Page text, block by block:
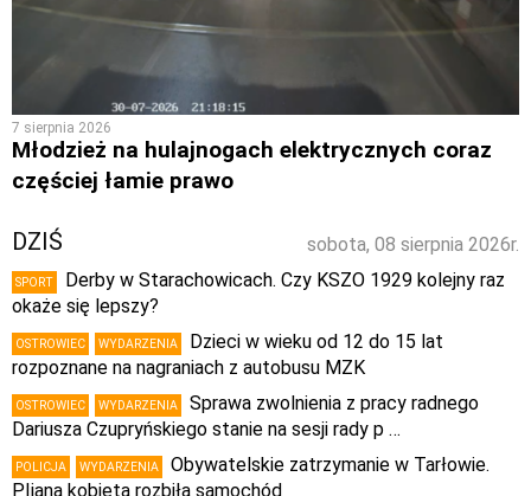
7 sierpnia 2026
Młodzież na hulajnogach elektrycznych coraz
częściej łamie prawo
sobota, 08 sierpnia 2026r.
DZIŚ
SPORT
Derby w Starachowicach. Czy KSZO 1929 kolejny raz
okaże się lepszy?
OSTROWIEC WYDARZENIA
Dzieci w wieku od 12 do 15 lat
rozpoznane na nagraniach z autobusu MZK
OSTROWIEC WYDARZENIA
Sprawa zwolnienia z pracy radnego
Dariusza Czupryńskiego stanie na sesji rady p …
POLICJA WYDARZENIA
Obywatelskie zatrzymanie w Tarłowie.
PIjana kobieta rozbiła samochód